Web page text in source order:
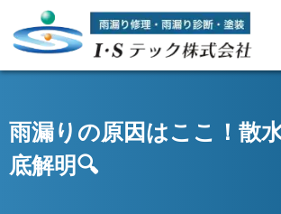
雨漏りの原因はここ！散
底解明🔍